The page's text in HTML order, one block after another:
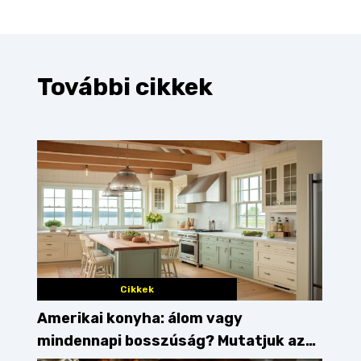
További cikkek
Cikkek
Amerikai konyha: álom vagy
mindennapi bosszúság? Mutatjuk az